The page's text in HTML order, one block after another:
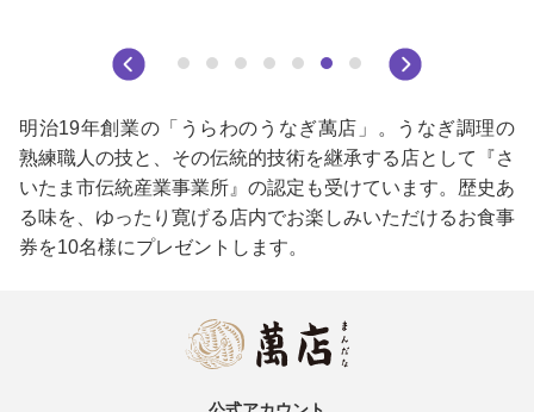
明治19年創業の「うらわのうなぎ萬店」。うなぎ調理の
熟練職人の技と、その伝統的技術を継承する店として『さ
いたま市伝統産業事業所』の認定も受けています。歴史あ
る味を、ゆったり寛げる店内でお楽しみいただけるお食事
券を10名様にプレゼントします。